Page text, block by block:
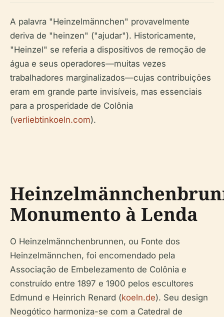
A palavra "Heinzelmännchen" provavelmente
deriva de "heinzen" ("ajudar"). Historicamente,
"Heinzel" se referia a dispositivos de remoção de
água e seus operadores—muitas vezes
trabalhadores marginalizados—cujas contribuições
eram em grande parte invisíveis, mas essenciais
para a prosperidade de Colônia
(verliebtinkoeln.com).
Monumento à Lenda
O Heinzelmännchenbrunnen, ou Fonte dos
Heinzelmännchen, foi encomendado pela
Associação de Embelezamento de Colônia e
construído entre 1897 e 1900 pelos escultores
Edmund e Heinrich Renard (koeln.de). Seu design
Neogótico harmoniza-se com a Catedral de